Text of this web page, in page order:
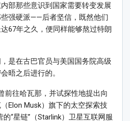
部那些意识到国家需要转变发展
强硬派——后者坚信，既然他们
67年之久，便同样能够熬过特朗
是在古巴官员与美国国务院高级
晤之后进行的。
前往哈瓦那，并试探性地提出向
Elon Musk）旗下的太空探索技
“星链”（Starlink）卫星互联网服